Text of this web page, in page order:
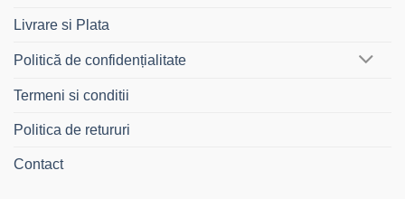
Livrare si Plata
Politică de confidențialitate
Termeni si conditii
Politica de retururi
Contact